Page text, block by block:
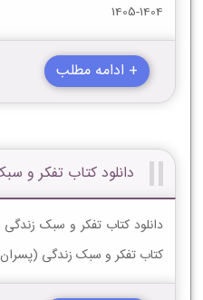
1404-1405
+ ادامه مطلب
دانلود کتاب تفکر و
دانلود کتاب تفکر و سبک
کتاب تفکر و سبک زندگی (پسران) هفتم